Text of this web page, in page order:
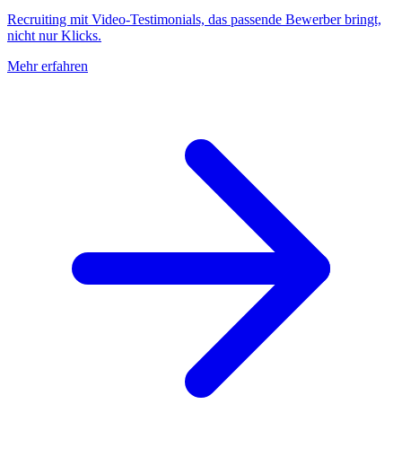
Recruiting mit Video-Testimonials, das passende Bewerber bringt,
nicht nur Klicks.
Mehr erfahren